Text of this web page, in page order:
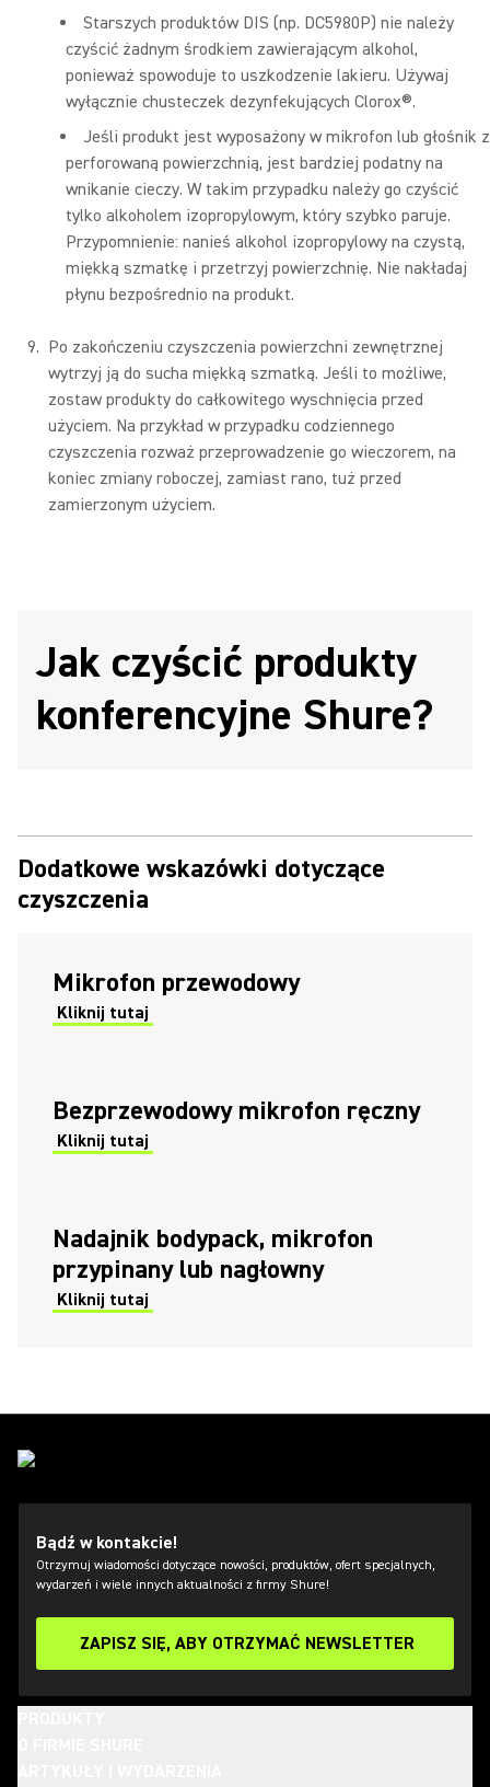
Starszych produktów DIS (np. DC5980P) nie należy
czyścić żadnym środkiem zawierającym alkohol,
ponieważ spowoduje to uszkodzenie lakieru. Używaj
wyłącznie chusteczek dezynfekujących Clorox®.
Jeśli produkt jest wyposażony w mikrofon lub głośnik z
perforowaną powierzchnią, jest bardziej podatny na
wnikanie cieczy. W takim przypadku należy go czyścić
tylko alkoholem izopropylowym, który szybko paruje.
Przypomnienie: nanieś alkohol izopropylowy na czystą,
miękką szmatkę i przetrzyj powierzchnię. Nie nakładaj
płynu bezpośrednio na produkt.
Po zakończeniu czyszczenia powierzchni zewnętrznej
wytrzyj ją do sucha miękką szmatką. Jeśli to możliwe,
zostaw produkty do całkowitego wyschnięcia przed
użyciem. Na przykład w przypadku codziennego
czyszczenia rozważ przeprowadzenie go wieczorem, na
koniec zmiany roboczej, zamiast rano, tuż przed
zamierzonym użyciem.
Jak czyścić produkty
konferencyjne Shure?
Dodatkowe wskazówki dotyczące
czyszczenia
Mikrofon przewodowy
Kliknij tutaj
Bezprzewodowy mikrofon ręczny
Kliknij tutaj
Nadajnik bodypack, mikrofon
przypinany lub nagłowny
Kliknij tutaj
Bądź w kontakcie!
Otrzymuj wiadomości dotyczące nowości, produktów, ofert specjalnych,
wydarzeń i wiele innych aktualności z firmy Shure!
ZAPISZ SIĘ, ABY OTRZYMAĆ NEWSLETTER